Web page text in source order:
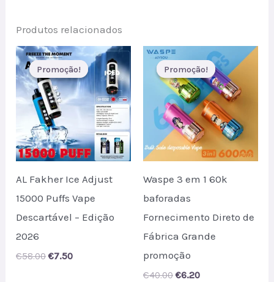
Produtos relacionados
Promoção!
Promoção!
AL Fakher Ice Adjust
15000 Puffs Vape
Descartável – Edição
2026
€58.00 Original
€7.50Current
Promoção!
Promoção!
Waspe 3 em 1 60k
baforadas
Fornecimento Direto de
Fábrica Grande
promoção
€40.00 Original
€6.20Current